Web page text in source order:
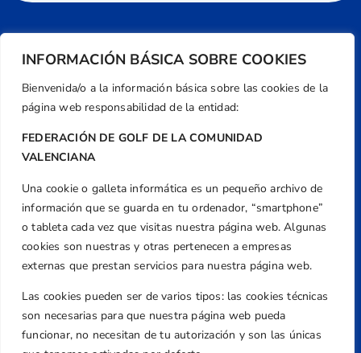
INFORMACIÓN BÁSICA SOBRE COOKIES
Bienvenida/o a la información básica sobre las cookies de la
página web responsabilidad de la entidad:
FEDERACIÓN DE GOLF DE LA COMUNIDAD
VALENCIANA
Una cookie o galleta informática es un pequeño archivo de
información que se guarda en tu ordenador, “smartphone”
o tableta cada vez que visitas nuestra página web. Algunas
cookies son nuestras y otras pertenecen a empresas
externas que prestan servicios para nuestra página web.
Las cookies pueden ser de varios tipos: las cookies técnicas
son necesarias para que nuestra página web pueda
funcionar, no necesitan de tu autorización y son las únicas
Dirección
Centre de L´Esport, Carrer d'Isaac Peral i
Caballero, Nº 5, Despachos 2 y 3, 46980,
Valencia
+34 961 367 799
Email